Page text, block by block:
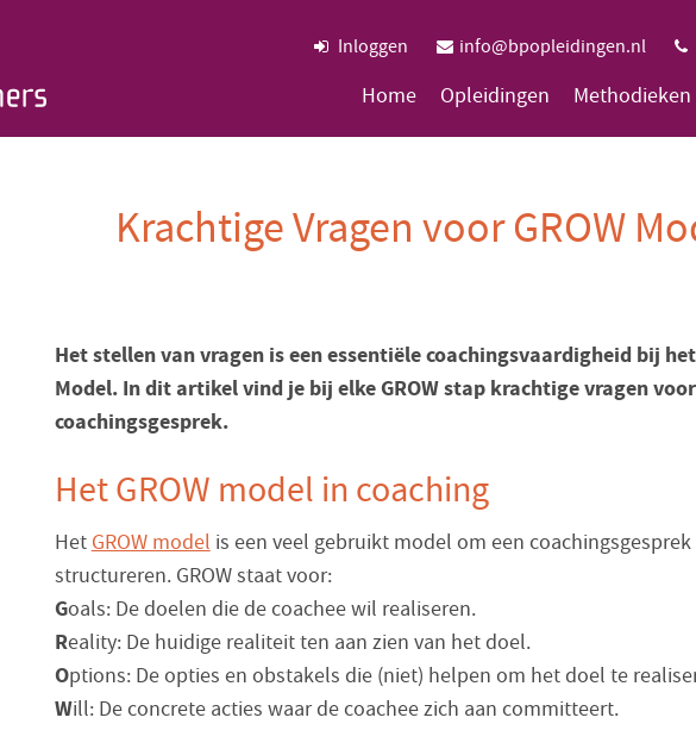
Inloggen info@bpopleidingen.nl
Home Opleidingen Methodieken
Krachtige Vragen voor GROW
Het stellen van vragen is een essentiële coachingsvaardigheid bij het
Model. In dit artikel vind je bij elke GROW stap krachtige vragen
coachingsgesprek.
Het GROW model in coaching
Het GROW model is een veel gebruikt model om een coachingsgesprek
structureren. GROW staat voor:
Goals: De doelen die de coachee wil realiseren.
Reality: De huidige realiteit ten aan zien van het doel.
Options: De opties en obstakels die (niet) helpen om het doel te
Will: De concrete acties waar de coachee zich aan committeert.